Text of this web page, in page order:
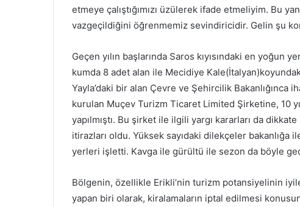
etmeye çalıştığımızı üzülerek ifade etmeliyim. Bu
vazgeçildiğini öğrenmemiz sevindiricidir. Gelin şu
Geçen yılın başlarında Saros kıyısındaki en
kumda 8 adet alan ile Mecidiye
Yayla’daki bir alan Çevre ve Şehircilik Bakanlığınca
kurulan Muçev Turizm Ticaret Limited Şirketine, 10
yapılmıştı. Bu şirket ile ilgili yargı kararları da dikkate
itirazları oldu. Yüksek sayıdaki dilekçeler bakanlığa
yerleri işletti. Kavga ile gürültü ile sezon da böyle
Bölgenin, özellikle Erikli’nin turizm potansiyelinin
yapan biri olarak, kiralamaların iptal edilmesi